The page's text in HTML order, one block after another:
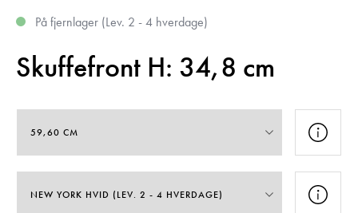
På fjernlager (Lev. 2 - 4 hverdage)
Skuffefront H: 34,8 cm